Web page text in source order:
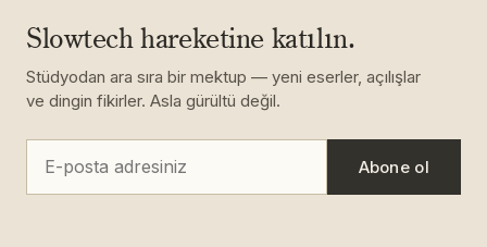
Slowtech hareketine katılın.
Stüdyodan ara sıra bir mektup — yeni eserler, açılışlar
ve dingin fikirler. Asla gürültü değil.
Abone ol